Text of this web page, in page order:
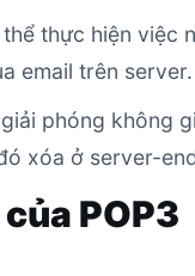
thực hiện việc
email trên server.
phóng không
xóa ở server-
POP3